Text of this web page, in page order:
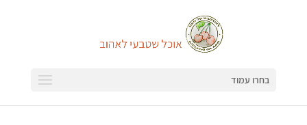
בחרו עמוד